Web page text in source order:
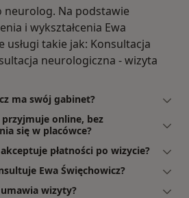
neurolog. Na podstawie
i wykształcenia Ewa
usługi takie jak: Konsultacja
neurologiczna - wizyta
ma swój gabinet?
przyjmuje online, bez
się w placówce?
płatności po wizycie?
Ewa Święchowicz?
umawia wizyty?